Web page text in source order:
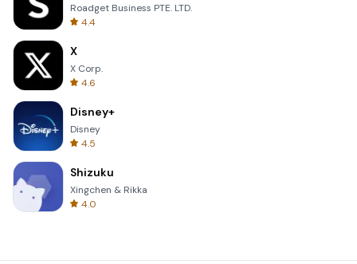
Roadget Business PTE. LTD.
4.4
X
X Corp.
4.6
Disney+
Disney
4.5
Shizuku
Xingchen & Rikka
4.0